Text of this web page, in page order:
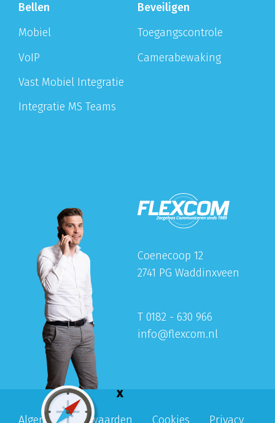
Bellen
Mobiel
VoIP
Vast Mobiel Integratie
Integratie MS Teams
Beveiligen
Toegangscontrole
Camerabewaking
Coenecoop 12
2741 PG Waddinxveen
T 0182 - 630 966
info@flexcom.nl
Algemene voorwaarden Cookies Privacy